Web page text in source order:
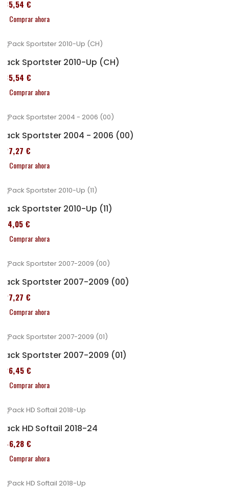
235,54 €
Comprar ahora
Pack Sportster 2010-Up (CH)
235,54 €
Comprar ahora
Pack Sportster 2004 - 2006 (00)
227,27 €
Comprar ahora
Pack Sportster 2010-Up (11)
314,05 €
Comprar ahora
Pack Sportster 2007-2009 (00)
227,27 €
Comprar ahora
Pack Sportster 2007-2009 (01)
326,45 €
Comprar ahora
Pack HD Softail 2018-24
246,28 €
Comprar ahora